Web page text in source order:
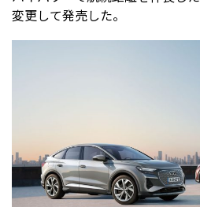
変更して発売した。